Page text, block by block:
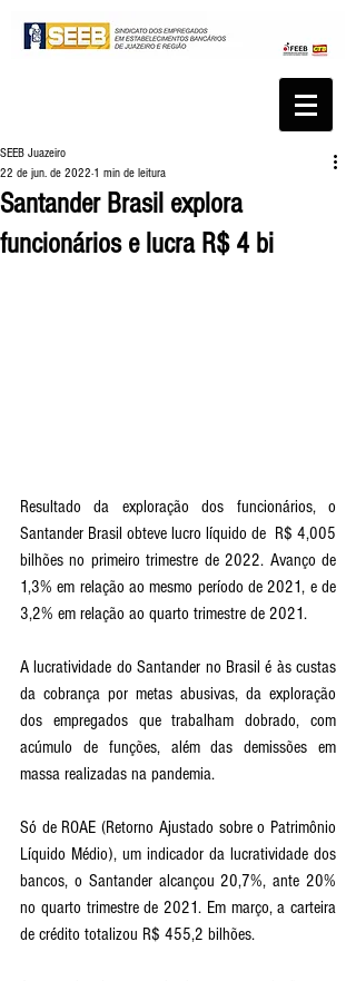
Santander Brasil explora
funcionários e lucra R$ 4 bi
SEEB Juazeiro
22 de jun. de 2022 1 min de leitura
Resultado da exploração dos funcionários, o
Santander Brasil obteve lucro líquido de  R$ 4,005
bilhões no primeiro trimestre de 2022. Avanço de
1,3% em relação ao mesmo período de 2021, e de
3,2% em relação ao quarto trimestre de 2021.
A lucratividade do Santander no Brasil é às custas
da cobrança por metas abusivas, da exploração
dos empregados que trabalham dobrado, com
acúmulo de funções, além das demissões em
massa realizadas na pandemia.
Só de ROAE (Retorno Ajustado sobre o Patrimônio
Líquido Médio), um indicador da lucratividade dos
bancos, o Santander alcançou 20,7%, ante 20%
no quarto trimestre de 2021. Em março, a carteira
de crédito totalizou R$ 455,2 bilhões.